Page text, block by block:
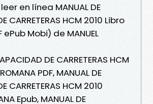
en línea MANUAL DE
CARRETERAS HCM 2010 Libro
Mobi) de MANUEL
DE CARRETERAS HCM
PDF, MANUAL DE
CARRETERAS HCM 2010
Epub, MANUAL DE